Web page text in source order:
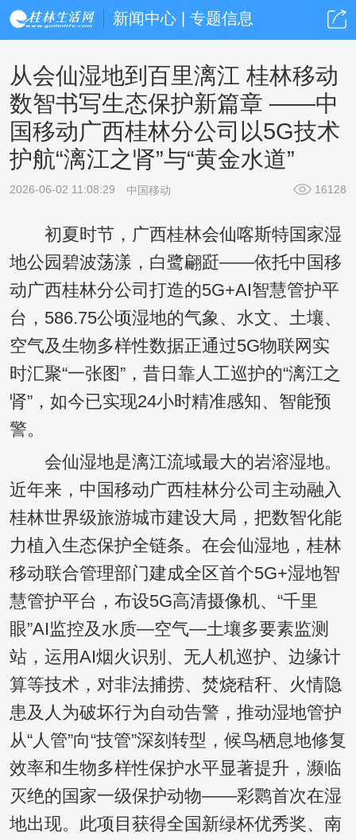
新闻中心 | 专题信息
从会仙湿地到百里漓江 桂林移动
数智书写生态保护新篇章 ——中
国移动广西桂林分公司以5G技术
护航“漓江之肾”与“黄金水道”
2026-06-02 11:08:29 中国移动 16128
初夏时节，广西桂林会仙喀斯特国家湿
地公园碧波荡漾，白鹭翩跹——依托中国移
动广西桂林分公司打造的5G+AI智慧管护平
台，586.75公顷湿地的气象、水文、土壤、
空气及生物多样性数据正通过5G物联网实
时汇聚“一张图”，昔日靠人工巡护的“漓江之
肾”，如今已实现24小时精准感知、智能预
警。
会仙湿地是漓江流域最大的岩溶湿地。
近年来，中国移动广西桂林分公司主动融入
桂林世界级旅游城市建设大局，把数智化能
力植入生态保护全链条。在会仙湿地，桂林
移动联合管理部门建成全区首个5G+湿地智
慧管护平台，布设5G高清摄像机、“千里
眼”AI监控及水质—空气—土壤多要素监测
站，运用AI烟火识别、无人机巡护、边缘计
算等技术，对非法捕捞、焚烧秸秆、火情隐
患及人为破坏行为自动告警，推动湿地管护
从“人管”向“技管”深刻转型，候鸟栖息地修复
效率和生物多样性保护水平显著提升，濒临
灭绝的国家一级保护动物——彩鹮首次在湿
地出现。此项目获得全国新绿杯优秀奖、南